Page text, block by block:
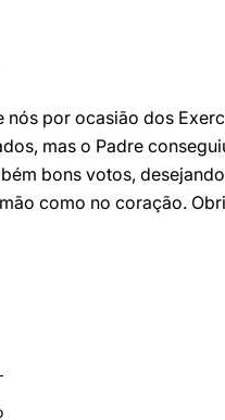
nós por ocasião dos
mas o Padre
bons votos,
como no coração.